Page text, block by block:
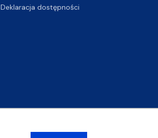
Deklaracja dostępności